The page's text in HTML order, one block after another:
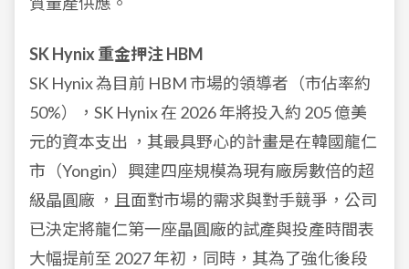
SK Hynix 重金押注 HBM
SK Hynix 為目前 HBM 市場的領導者（市佔率約
50%），SK Hynix 在 2026 年將投入約 205 億美
元的資本支出 ，其最具野心的計畫是在韓國龍仁
市（Yongin）興建四座規模為現有廠房數倍的超
級晶圓廠 ，且面對市場的需求與對手競爭，公司
已決定將龍仁第一座晶圓廠的試產與投產時間表
大幅提前至 2027 年初，同時，其為了強化後段